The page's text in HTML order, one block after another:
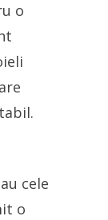
o
cele
o